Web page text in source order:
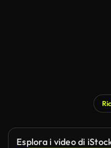
Esplora i video di